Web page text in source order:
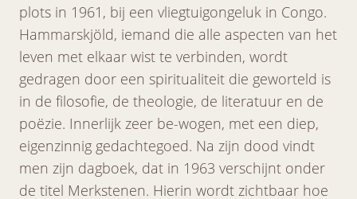
plots in 1961, bij een vliegtuigongeluk in Congo.
Hammarskjöld, iemand die alle aspecten van het
leven met elkaar wist te verbinden, wordt
gedragen door een spiritualiteit die geworteld is
in de filosofie, de theologie, de literatuur en de
poëzie. Innerlijk zeer be-wogen, met een diep,
eigenzinnig gedachtegoed. Na zijn dood vindt
men zijn dagboek, dat in 1963 verschijnt onder
de titel Merkstenen. Hierin wordt zichtbaar hoe